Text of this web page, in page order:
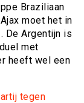
Braziliaan
moet het in
De Argentijn is
met
heeft wel een
tegen